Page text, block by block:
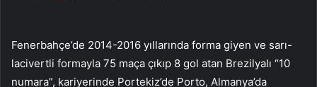
Fenerbahçe’de 2014-2016 yıllarında forma giyen ve sarı-
lacivertli formayla 75 maça çıkıp 8 gol atan Brezilyalı “10
numara”, kariyerinde Portekiz’de Porto, Almanya’da